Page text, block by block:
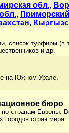
обл.,
,
,
список турфирм (в
и др.
на Южном Урале.
бюро
странам Европы.
городов стран мира.